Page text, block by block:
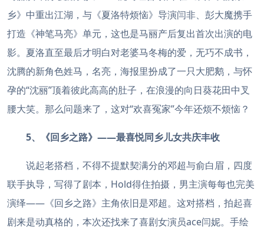
乡》中重出江湖，与《夏洛特烦恼》导演闫非、彭大魔携手
打造《神笔马亮》单元，这也是马丽产后复出首次出演的电
影。夏洛直至最后才明白对老婆马冬梅的爱，无巧不成书，
沈腾的新角色姓马，名亮，海报里扮成了一只大肥鹅，与怀
孕的“沈丽”顶着彼此高高的肚子，在浪漫的向日葵花田中叉
腰大笑。那么问题来了，这对“欢喜冤家”今年还烦不烦恼？
5、《回乡之路》——最喜悦同乡儿女共庆丰收
说起老搭档，不得不提默契满分的邓超与俞白眉，四度
联手执导，写得了剧本，Hold得住拍摄，男主演每每也完美
演绎——《回乡之路》主角依旧是邓超。这对搭档，拍起喜
剧来是动真格的，本次还找来了喜剧女演员ace闫妮。手绘